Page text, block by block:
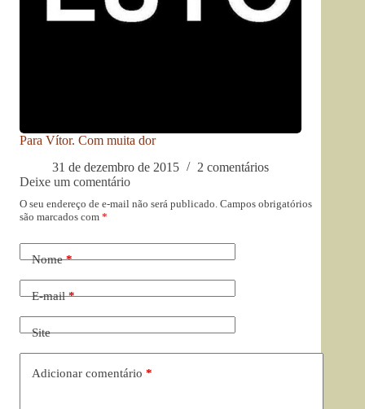
Para Vítor. Com muita dor
31 de dezembro de 2015
2 comentários
Deixe um comentário
O seu endereço de e-mail não será publicado. Campos obrigatórios
são marcados com *
Nome*
E-mail*
Site
Adicionar comentário *